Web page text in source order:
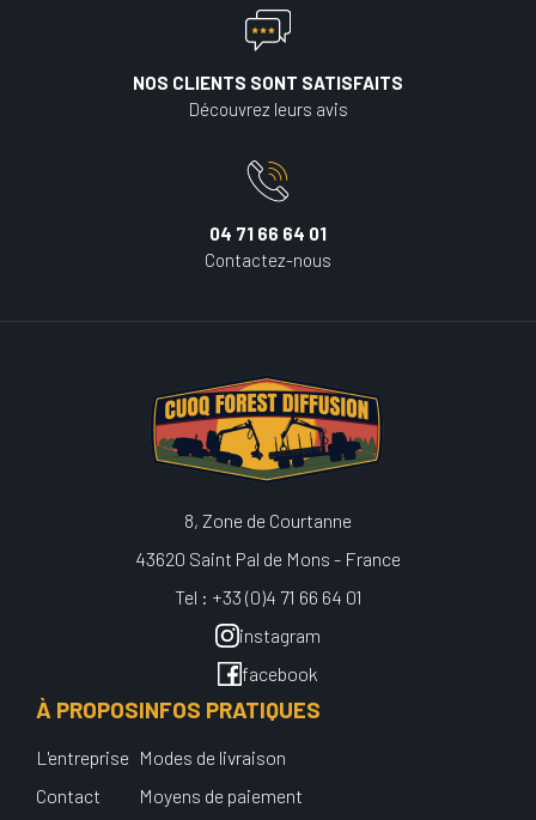
NOS CLIENTS SONT SATISFAITS
Découvrez leurs avis
04 71 66 64 01
Contactez-nous
8, Zone de Courtanne
43620 Saint Pal de Mons - France
Tel : +33 (0)4 71 66 64 01
instagram
facebook
À PROPOS
L'entreprise
Contact
INFOS PRATIQUES
Modes de livraison
Moyens de paiement